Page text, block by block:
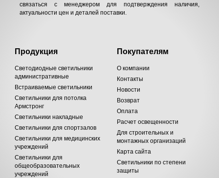
связаться с менеджером для подтверждения наличия,
актуальности цен и деталей поставки.
Продукция
Светодиодные светильники
административные
Встраиваемые светильники
Светильники для потолка
Армстронг
Светильники накладные
Светильники для спортзалов
Светильники для медицинских
учреждений
Светильники для
общеобразовательных
учреждений
Покупателям
О компании
Контакты
Новости
Возврат
Оплата
Расчет освещенности
Для строительных и
монтажных организаций
Карта сайта
Светильники по степени
защиты